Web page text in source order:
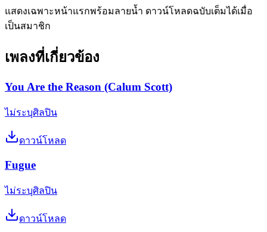
แสดงเฉพาะหน้าแรกพร้อมลายน้ำ ดาวน์โหลดฉบับเต็มได้เมื่อ
เป็นสมาชิก
เพลงที่เกี่ยวข้อง
You Are the Reason (Calum Scott)
ไม่ระบุศิลปิน
ดาวน์โหลด
Fugue
ไม่ระบุศิลปิน
ดาวน์โหลด